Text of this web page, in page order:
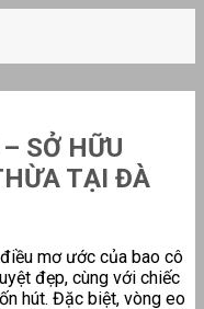
SỞ HỮU
TẠI ĐÀ
mơ ước của bao cô
đẹp, cùng với chiếc
hút. Đặc biệt, vòng eo